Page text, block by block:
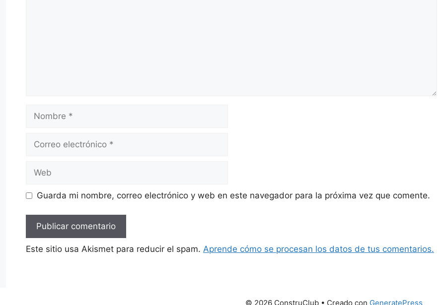
Nombre
Correo
Web
Guarda mi nombre, correo electrónico y web en este navegador para la próxima vez que comente.
Este sitio usa Akismet para reducir el spam. Aprende cómo se procesan los datos de tus comentarios.
© 2026 ConstruClub• Creado con GeneratePress